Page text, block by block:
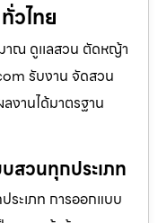
วไทย
ณ ดูเเลสวน ตัดหญ้า
รับงาน จัดสวน
านได้มาตรฐาน
สวนทุกประเภท
ะเภท การออกแบบ